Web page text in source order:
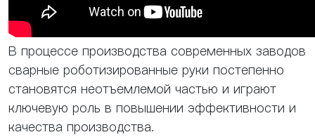
В процессе производства современных заводов
сварные роботизированные руки постепенно
становятся неотъемлемой частью и играют
ключевую роль в повышении эффективности и
качества производства.